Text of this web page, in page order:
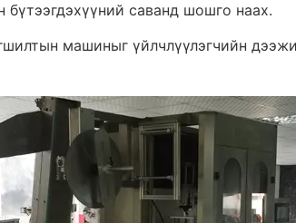
бүтээгдэхүүний саванд шошго наах.
машиныг үйлчлүүлэгчийн